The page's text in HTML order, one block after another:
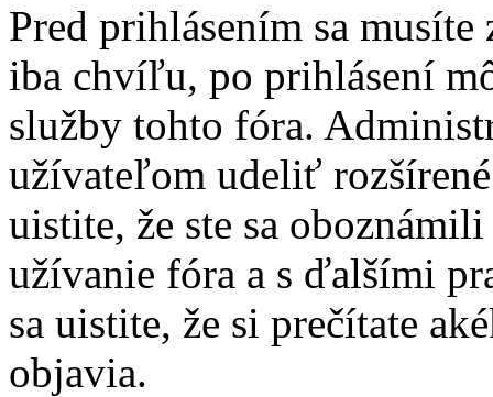
Pred prihlásením sa
iba chvíľu, po prihlásení
služby tohto fóra.
užívateľom udeliť
uistite, že ste sa
užívanie fóra a s ďalšími
sa uistite, že si prečítate
objavia.